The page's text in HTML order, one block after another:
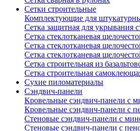
Сетки строительные
Комплектующие для
Сетка защитная для укрывания
Сетка стеклотканевая
Сетка стеклотканевая
Сетка стеклотканевая
Сетка строительная из
Сетка строительная
Сухие пиломатериалы
Сэндвич-панели
Кровельные сэндвич-панели с
Кровельные сэндвич-панели с
Стеновые сэндвич-панели с
Стеновые сэндвич-панели с